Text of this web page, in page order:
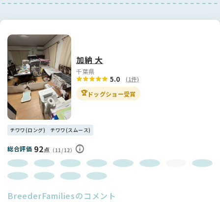
加納 大
千葉県
5.0 (1件)
🏆ドッグショー受賞
チワワ(ロング) チワワ(スムース)
総合評価 92点 （11/12）
BreederFamiliesのコメント